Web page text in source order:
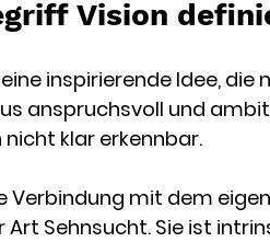
Vision
inspirierende Idee,
anspruchsvoll und
klar erkennbar.
Verbindung mit dem
Art Sehnsucht. Sie ist